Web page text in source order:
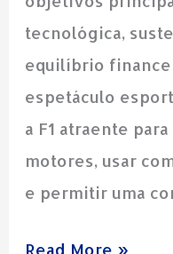
tecnológica,
equilíbrio
espetáculo
a F1 atraente
motores, usar
e permitir uma
Read More »